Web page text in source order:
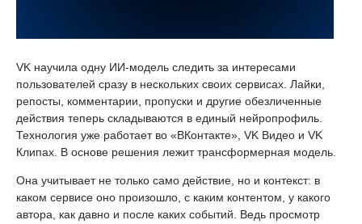
VK научила одну ИИ-модель следить за интересами
пользователей сразу в нескольких своих сервисах. Лайки,
репосты, комментарии, пропуски и другие обезличенные
действия теперь складываются в единый нейропрофиль.
Технология уже работает во «ВКонтакте», VK Видео и VK
Клипах. В основе решения лежит трансформерная модель.
Она учитывает не только само действие, но и контекст: в
каком сервисе оно произошло, с каким контентом, у какого
автора, как давно и после каких событий. Ведь просмотр